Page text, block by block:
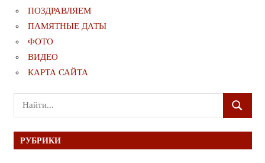
ПОЗДРАВЛЯЕМ
ПАМЯТНЫЕ ДАТЫ
ФОТО
ВИДЕО
КАРТА САЙТА
Поиск
для:
ПОИСК
РУБРИКИ